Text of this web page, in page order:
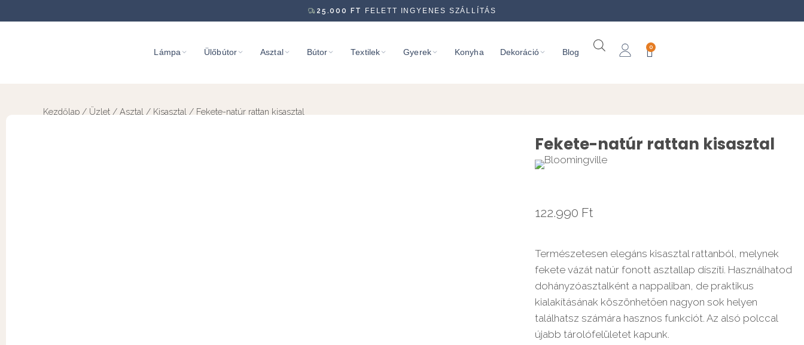
25.000 FT FELETT INGYENES SZÁLLÍTÁS
Lámpa Ülőbútor Asztal Bútor Textilek Gyerek Konyha Dekoráció Blog
0
Kezdőlap / Üzlet / Asztal / Kisasztal / Fekete-natúr rattan kisasztal
Fekete-natúr rattan kisasztal
122.990 Ft
Természetesen elegáns kisasztal rattanból, melynek
fekete vázát natúr fonott asztallap díszíti. Használhatod
dohányzóasztalként a nappaliban, de praktikus
kialakításának köszönhetően nagyon sok helyen
találhatsz számára hasznos funkciót. Az alsó polccal
újabb tárolófelületet kapunk.